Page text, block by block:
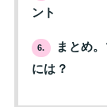
ント
6.
まとめ
には？